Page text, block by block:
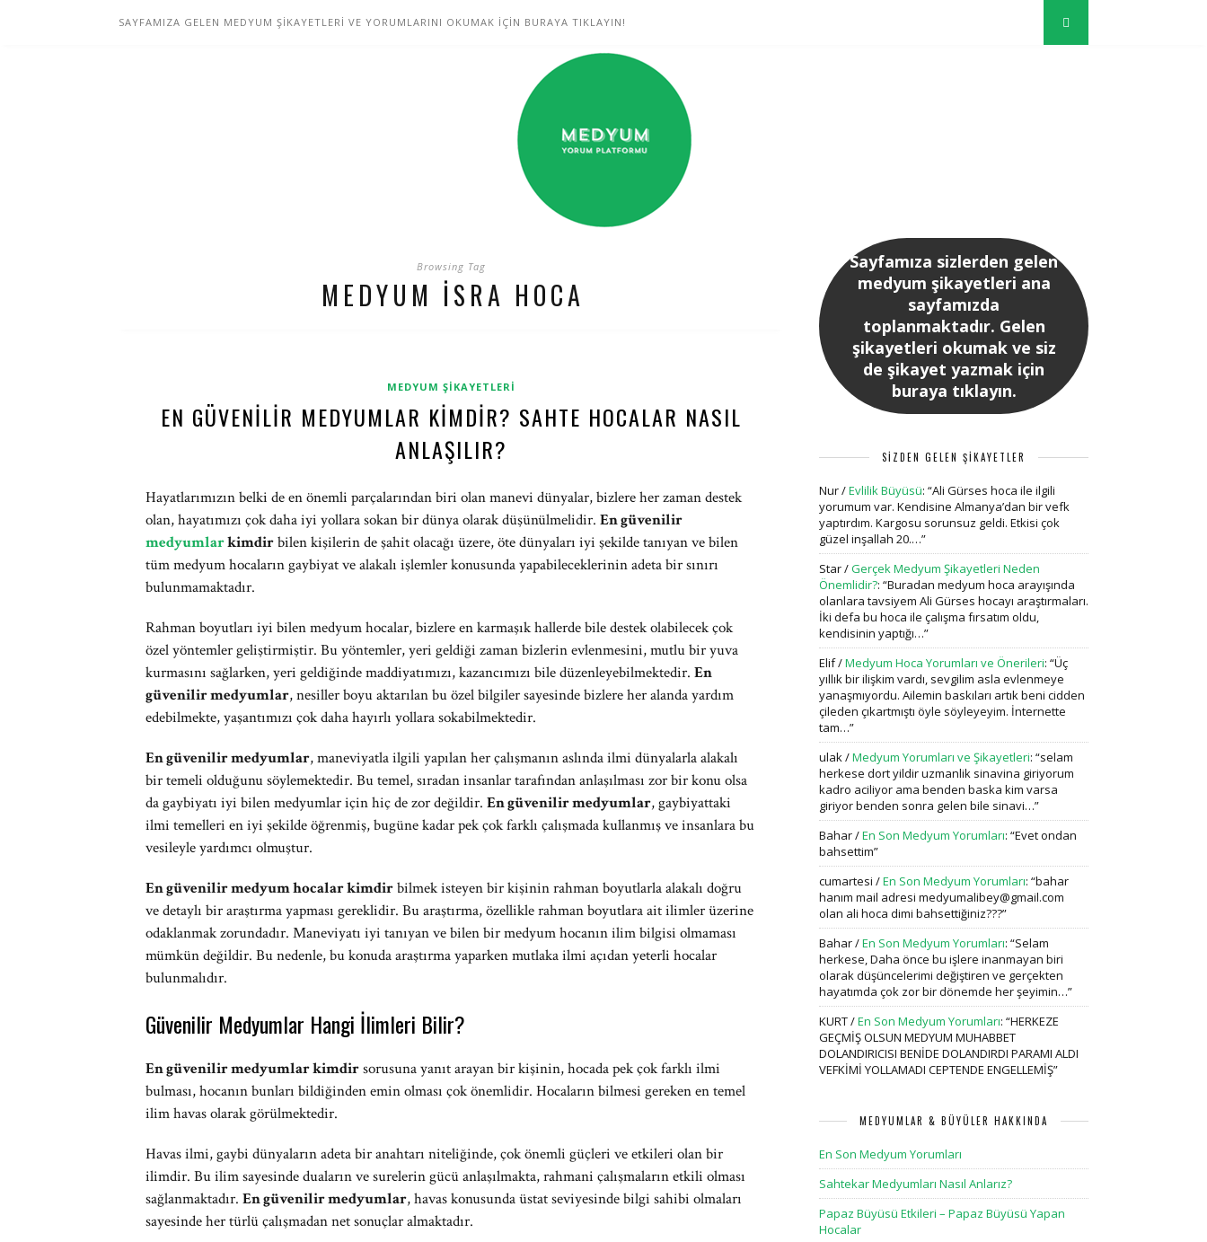
SAYFAMIZA GELEN MEDYUM ŞİKAYETLERİ VE YORUMLARINI OKUMAK İÇİN BURAYA TIKLAYIN!
Browsing Tag
MEDYUM ISRA HOCA
MEDYUM ŞIKAYETLERI
EN GÜVENILIR MEDYUMLAR KIMDIR? SAHTE HOCALAR NASIL
ANLAŞILIR?
Hayatlarımızın belki de en önemli parçalarından biri olan manevi dünyalar, bizlere her zaman destek
olan, hayatımızı çok daha iyi yollara sokan bir dünya olarak düşünülmelidir. En güvenilir
medyumlarkimdirbilen kişilerin de şahit olacağı üzere, öte dünyaları iyi şekilde tanıyan ve bilen
tüm medyum hocaların gaybiyat ve alakalı işlemler konusunda yapabileceklerinin adeta bir sınırı
bulunmamaktadır.
Rahman boyutları iyi bilen medyum hocalar, bizlere en karmaşık hallerde bile destek olabilecek çok
özel yöntemler geliştirmiştir. Bu yöntemler, yeri geldiği zaman bizlerin evlenmesini, mutlu bir yuva
kurmasını sağlarken, yeri geldiğinde maddiyatımızı, kazancımızı bile düzenleyebilmektedir. En
güvenilir medyumlar, nesiller boyu aktarılan bu özel bilgiler sayesinde bizlere her alanda yardım
edebilmekte, yaşantımızı çok daha hayırlı yollara sokabilmektedir.
En güvenilir medyumlar, maneviyatla ilgili yapılan her çalışmanın aslında ilmi dünyalarla alakalı
bir temeli olduğunu söylemektedir. Bu temel, sıradan insanlar tarafından anlaşılması zor bir konu olsa
da gaybiyatı iyi bilen medyumlar için hiç de zor değildir. En güvenilir medyumlar, gaybiyattaki
ilmi temelleri en iyi şekilde öğrenmiş, bugüne kadar pek çok farklı çalışmada kullanmış ve insanlara bu
vesileyle yardımcı olmuştur.
En güvenilir medyum hocalar kimdirbilmek isteyen bir kişinin rahman boyutlarla alakalı doğru
ve detaylı bir araştırma yapması gereklidir. Bu araştırma, özellikle rahman boyutlara ait ilimler üzerine
odaklanmak zorundadır. Maneviyatı iyi tanıyan ve bilen bir medyum hocanın ilim bilgisi olmaması
mümkün değildir. Bu nedenle, bu konuda araştırma yaparken mutlaka ilmi açıdan yeterli hocalar
bulunmalıdır.
Güvenilir Medyumlar Hangi İlimleri Bilir?
En güvenilir medyumlar kimdirsorusuna yanıt arayan bir kişinin, hocada pek çok farklı ilmi
bulması, hocanın bunları bildiğinden emin olması çok önemlidir. Hocaların bilmesi gereken en temel
ilim havas olarak görülmektedir.
Havas ilmi, gaybi dünyaların adeta bir anahtarı niteliğinde, çok önemli güçleri ve etkileri olan bir
ilimdir. Bu ilim sayesinde duaların ve surelerin gücü anlaşılmakta, rahmani çalışmaların etkili olması
sağlanmaktadır. En güvenilir medyumlar, havas konusunda üstat seviyesinde bilgi sahibi olmaları
sayesinde her türlü çalışmadan net sonuçlar almaktadır.
Sayfamıza sizlerden gelen
medyum şikayetleri ana
sayfamızda
toplanmaktadır. Gelen
şikayetleri okumak ve siz
de şikayet yazmak için
buraya tıklayın.
SİZDEN GELEN ŞİKAYETLER
Nur/Evlilik Büyüsü: “Ali Gürses hoca ile ilgili
yorumum var. Kendisine Almanya’dan bir vefk
yaptırdım. Kargosu sorunsuz geldi. Etkisi çok
güzel inşallah 20.…”
Star/Gerçek Medyum Şikayetleri Neden
Önemlidir?: “Buradan medyum hoca arayışında
olanlara tavsiyem Ali Gürses hocayı araştırmaları.
İki defa bu hoca ile çalışma fırsatım oldu,
kendisinin yaptığı…”
Elif/Medyum Hoca Yorumları ve Önerileri: “Üç
yıllık bir ilişkim vardı, sevgilim asla evlenmeye
yanaşmıyordu. Ailemin baskıları artık beni cidden
çileden çıkartmıştı öyle söyleyeyim. İnternette
tam…”
ulak/Medyum Yorumları ve Şikayetleri: “selam
herkese dort yildir uzmanlik sinavina giriyorum
kadro aciliyor ama benden baska kim varsa
giriyor benden sonra gelen bile sinavi…”
Bahar/En Son Medyum Yorumları: “Evet ondan
bahsettim”
cumartesi /En Son Medyum Yorumları: “bahar
hanım mail adresi medyumalibey@gmail.com
olan ali hoca dimi bahsettiğiniz???”
Bahar/En Son Medyum Yorumları: “Selam
herkese, Daha önce bu işlere inanmayan biri
olarak düşüncelerimi değiştiren ve gerçekten
hayatımda çok zor bir dönemde her şeyimin…”
KURT/En Son Medyum Yorumları: “HERKEZE
GEÇMİŞ OLSUN MEDYUM MUHABBET
DOLANDIRICISI BENİDE DOLANDIRDI PARAMI ALDI
VEFKİMİ YOLLAMADI CEPTENDE ENGELLEMİŞ”
MEDYUMLAR & BÜYÜLER HAKKINDA
En Son Medyum Yorumları
Sahtekar Medyumları Nasıl Anlarız?
Papaz Büyüsü Etkileri – Papaz Büyüsü Yapan
Hocalar